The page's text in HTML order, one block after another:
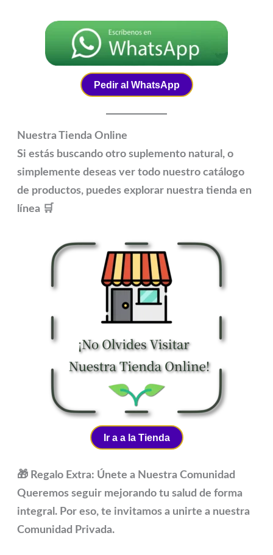
Pedir al WhatsApp
Nuestra Tienda Online
Si estás buscando otro suplemento natural, o
simplemente deseas ver todo nuestro catálogo
de productos, puedes explorar nuestra tienda en
línea 🛒
Ir a a la Tienda
🎁 Regalo Extra: Únete a Nuestra Comunidad
Queremos seguir mejorando tu salud de forma
integral. Por eso, te invitamos a unirte a nuestra
Comunidad Privada.